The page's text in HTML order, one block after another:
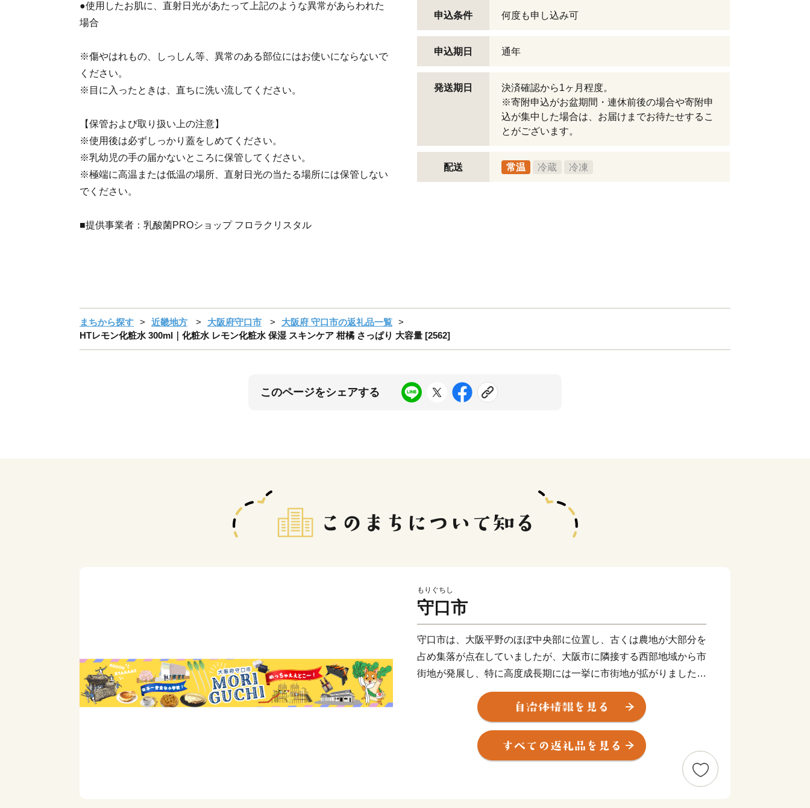
●使用したお肌に、直射日光があたって上記のような異常があらわれた
場合
※傷やはれもの、しっしん等、異常のある部位にはお使いにならないで
ください。
※目に入ったときは、直ちに洗い流してください。
【保管および取り扱い上の注意】
※使用後は必ずしっかり蓋をしめてください。
※乳幼児の手の届かないところに保管してください。
※極端に高温または低温の場所、直射日光の当たる場所には保管しない
でください。
■提供事業者：乳酸菌PROショップ フロラクリスタル
申込条件 何度も申し込み可
申込期日 通年
発送期日
決済確認から1ヶ月程度。
※寄附申込がお盆期間・連休前後の場合や寄附申
込が集中した場合は、お届けまでお待たせするこ
とがございます。
配送 常温 冷蔵 冷凍
まちから探す 近畿地方 大阪府守口市
大阪府 守口市の返礼品一覧
HTレモン化粧水 300ml｜化粧水 レモン化粧水 保湿 スキンケア 柑橘 さっぱり 大容量 [2562]
このページをシェアする
もりぐちし
守口市
守口市は、大阪平野のほぼ中央部に位置し、古くは農地が大部分を
占め集落が点在していましたが、大阪市に隣接する西部地域から市
街地が発展し、特に高度成長期には一挙に市街地が拡がりました。
また、早くから大手家電メーカーの企業城下町として発展を遂げる
とともに安定した税収を背景に各種行政サービスを充実させ、公共
施設や都市基盤の整備を進めてきた結果、現在では日常生活を支え
る基本的な施設整備は一定の到達点に達し、成熟した都市としての